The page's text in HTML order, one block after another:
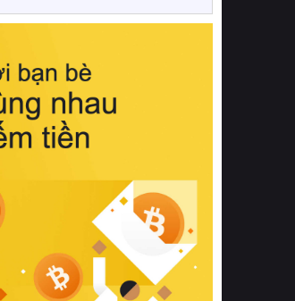
này, bạn sẽ cảm nhận rõ rệt sự khác
hồi chuẩn xác của phần đệm nâng đỡ
cột sống.
Bên cạnh đó, việc lựa chọn các dòng
sản phẩm đạt chuẩn chất lượng quốc
tế còn giúp ngăn ngừa tình trạng kích
khuẩn và nấm mốc trong điều kiện
thời tiết nóng ẩm. Bạn có thể tìm hiểu
thêm các nghiên cứu khoa học về tác
động của giấc ngủ và môi trường
phòng ngủ đối với sức khỏe con
người tại Sleep Foundation (External
Link) để có cái nhìn toàn diện hơn.